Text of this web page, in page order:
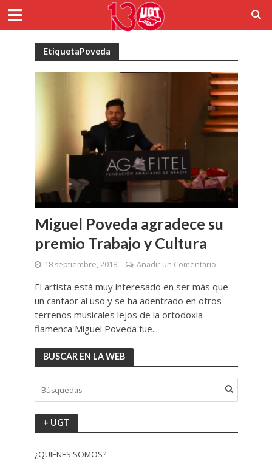
EtiquetaPoveda
Miguel Poveda agradece su
premio Trabajo y Cultura
18 septiembre, 2018 Añadir un Comentario
El artista está muy interesado en ser más que
un cantaor al uso y se ha adentrado en otros
terrenos musicales lejos de la ortodoxia
flamenca Miguel Poveda fue...
BUSCAR EN LA WEB
+ UGT
¿QUIÉNES SOMOS?